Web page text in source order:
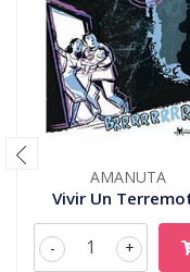
AMANUTA
Vivir Un
+
-